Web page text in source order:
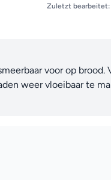
Zuletzt bearbeitet:
voor op brood.
weer vloeibaar te